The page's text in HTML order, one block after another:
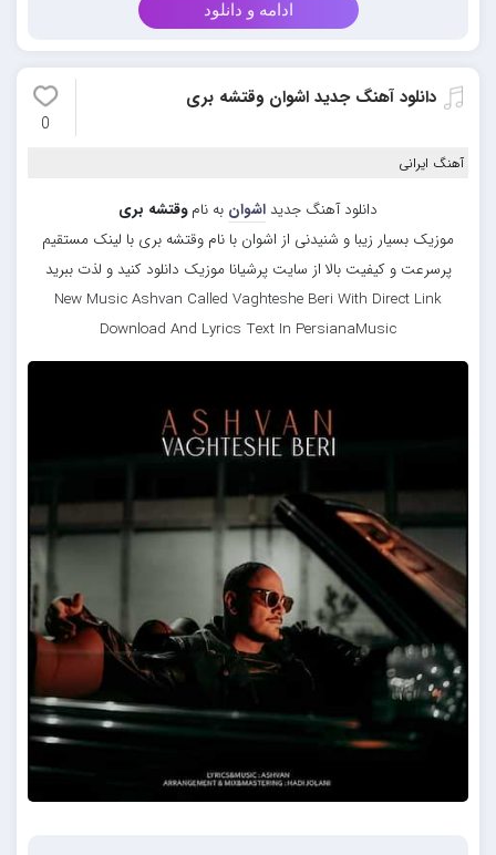
ادامه و دانلود
دانلود آهنگ جدید اشوان وقتشه بری
0
آهنگ ایرانی
دانلود آهنگ جدید اشوان به ناموقتشه بری
موزیک بسیار زیبا و شنیدنی از اشوان با نام وقتشه بری با لینک مستقیم
پرسرعت و کیفیت بالا از سایت پرشیانا موزیک دانلود کنید و لذت ببرید
New Music Ashvan Called Vaghteshe Beri With Direct Link
Download And Lyrics Text In PersianaMusic